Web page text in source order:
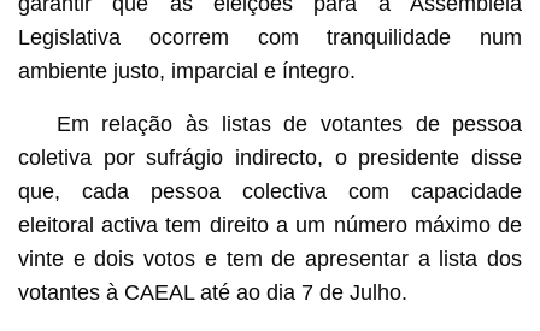
Legislativa ocorrem com tranquilidade num
ambiente justo, imparcial e íntegro.
Em relação às listas de votantes de pessoa
coletiva por sufrágio indirecto, o presidente disse
que, cada pessoa colectiva com capacidade
eleitoral activa tem direito a um número máximo de
vinte e dois votos e tem de apresentar a lista dos
votantes à CAEAL até ao dia 7 de Julho.